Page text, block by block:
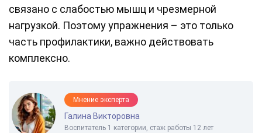
связано с слабостью мышц и чрезмерной
нагрузкой. Поэтому упражнения – это только
часть профилактики, важно действовать
комплексно.
Мнение эксперта
Галина Викторовна
Воспитатель 1 категории, стаж работы 12 лет